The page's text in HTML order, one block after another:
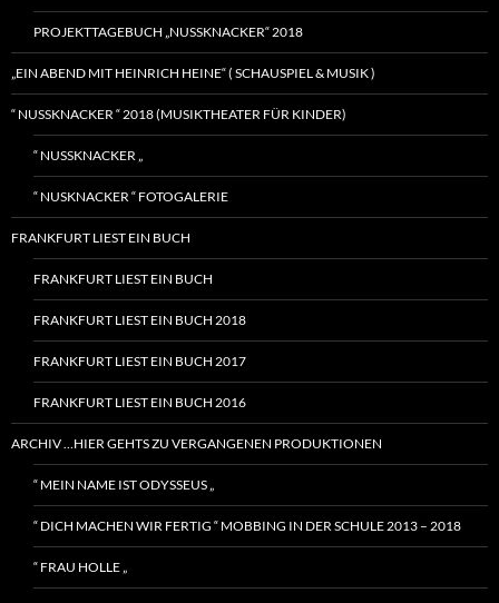
PROJEKTTAGEBUCH „NUSSKNACKER“ 2018
„EIN ABEND MIT HEINRICH HEINE“ ( SCHAUSPIEL & MUSIK )
“ NUSSKNACKER “ 2018 (MUSIKTHEATER FÜR KINDER)
“ NUSSKNACKER „
“ NUSKNACKER “ FOTOGALERIE
FRANKFURT LIEST EIN BUCH
FRANKFURT LIEST EIN BUCH
FRANKFURT LIEST EIN BUCH 2018
FRANKFURT LIEST EIN BUCH 2017
FRANKFURT LIEST EIN BUCH 2016
ARCHIV …HIER GEHTS ZU VERGANGENEN PRODUKTIONEN
“ MEIN NAME IST ODYSSEUS „
“ DICH MACHEN WIR FERTIG “ MOBBING IN DER SCHULE 2013 – 2018
“ FRAU HOLLE „